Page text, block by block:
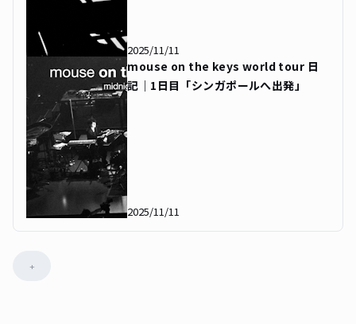
2025/11/11
mouse on the keys world tour 日
記｜1日目「シンガポールへ出発」
2025/11/11
+